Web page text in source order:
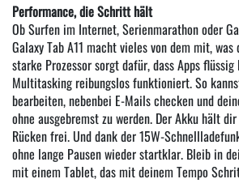
Performance, die Schritt hält
Ob Surfen im Internet, Serienmarathon oder
Galaxy Tab A11 macht vieles von dem mit,
starke Prozessor sorgt dafür, dass Apps
Multitasking reibungslos funktioniert. So
bearbeiten, nebenbei E-Mails checken und
ohne ausgebremst zu werden. Der Akku hält
Rücken frei. Und dank der 15W-
ohne lange Pausen wieder startklar. Bleib in
mit einem Tablet, das mit deinem Tempo